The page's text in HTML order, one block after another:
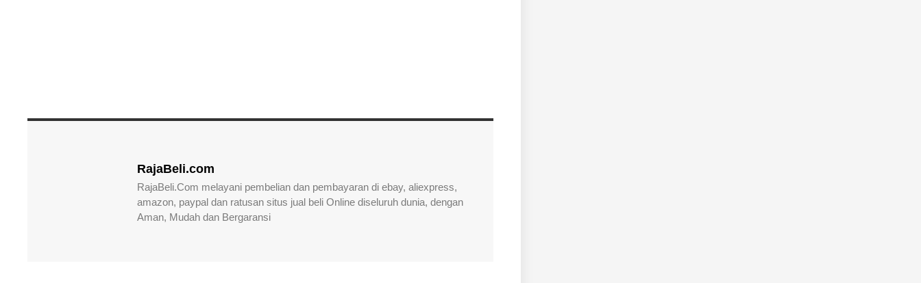
RajaBeli.com
RajaBeli.Com melayani pembelian dan pembayaran di ebay, aliexpress,
amazon, paypal dan ratusan situs jual beli Online diseluruh dunia, dengan
Aman, Mudah dan Bergaransi